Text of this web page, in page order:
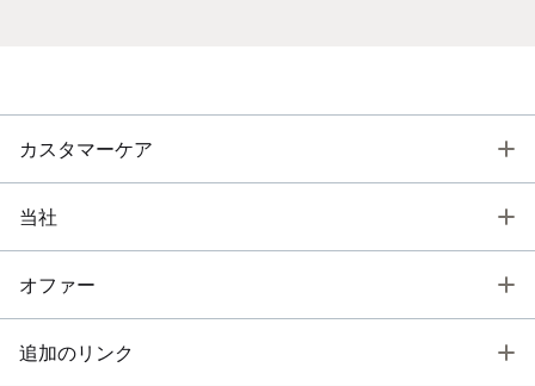
カスタマーケア
当社
オファー
追加のリンク